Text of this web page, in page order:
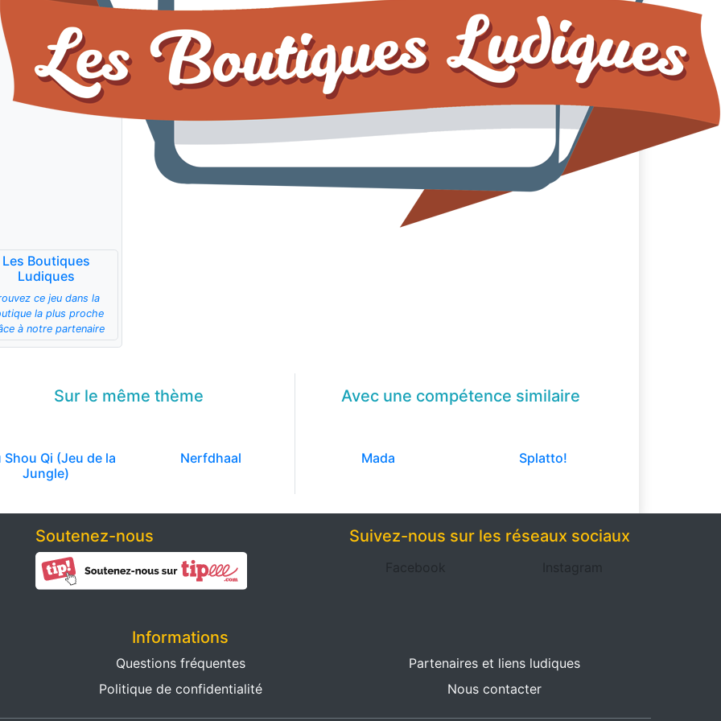
Les Boutiques
Ludiques
ce jeu dans la
la plus proche
à notre partenaire
Sur le même thème
Shou Qi (Jeu de la
Jungle)
Nerfdhaal
Avec une compétence similaire
Mada Splatto!
Soutenez-nous Suivez-nous sur les réseaux sociaux
Facebook Instagram
Informations
Questions fréquentes
Partenaires et liens ludiques
Politique de confidentialité Nous contacter